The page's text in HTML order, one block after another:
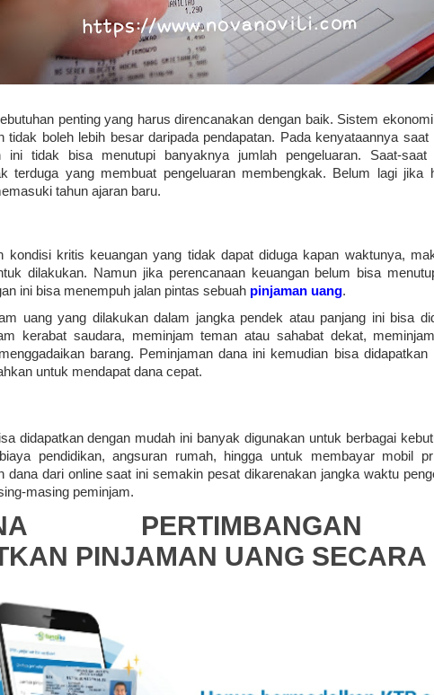
penting yang harus direncanakan dengan baik. Sistem
tidak boleh lebih besar daripada pendapatan. Pada kenyataannya
ini tidak bisa menutupi banyaknya jumlah pengeluaran. Saat-
terduga yang membuat pengeluaran membengkak. Belum lagi jika
tahun ajaran baru.
kondisi kritis keuangan yang tidak dapat diduga kapan waktunya,
dilakukan. Namun jika perencanaan keuangan belum bisa
ini bisa menempuh jalan pintas sebuah pinjaman uang.
uang yang dilakukan dalam jangka pendek atau panjang ini bisa
kerabat saudara, meminjam teman atau sahabat dekat,
barang. Peminjaman dana ini kemudian bisa
untuk mendapat dana cepat.
didapatkan dengan mudah ini banyak digunakan untuk berbagai
pendidikan, angsuran rumah, hingga untuk membayar mobil
dana dari online saat ini semakin pesat dikarenakan jangka waktu
masing peminjam.
PERTIMBANGAN
PINJAMAN UANG SECARA